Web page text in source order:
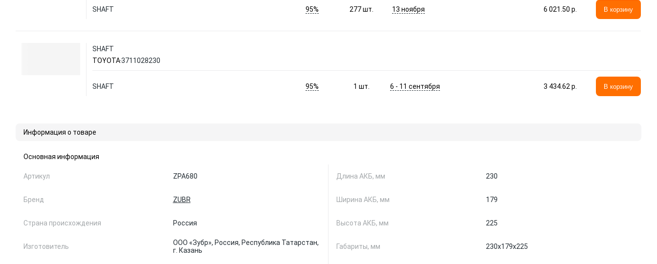
SHAFT
95% 277шт. 13 ноября 6 021.50 p. В корзину
SHAFT
TOYOTA3711028230
SHAFT 95% 1шт. 6 - 11 сентября 3 434.62 p. В корзину
Информация о товаре
Основная информация
Артикул ZPA680
Бренд ZUBR
Страна происхождения Россия
Изготовитель
ООО «Зубр», Россия, Республика Татарстан,
г. Казань
Длина АКБ, мм 230
Ширина АКБ, мм 179
Высота АКБ, мм 225
Габариты, мм 230x179x225